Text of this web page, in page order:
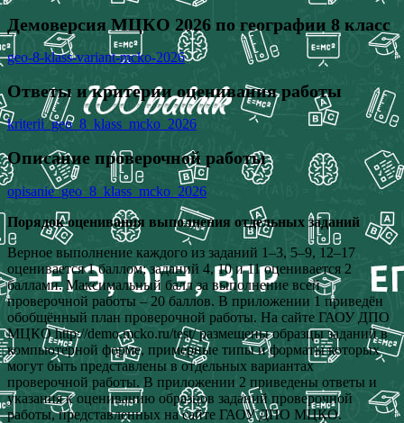
Демоверсия МЦКО 2026 по географии 8 класс
geo-8-klass-variant-mcko-2026
Ответы и критерии оценивания работы
kriterii_geo_8_klass_mcko_2026
Описание проверочной работы
opisanie_geo_8_klass_mcko_2026
Порядок оценивания выполнения отдельных заданий
Верное выполнение каждого из заданий 1–3, 5–9, 12–17
оценивается 1 баллом; заданий 4, 10 и 11 оценивается 2
баллами. Максимальный балл за выполнение всей
проверочной работы – 20 баллов. В приложении 1 приведён
обобщённый план проверочной работы. На сайте ГАОУ ДПО
МЦКО http://demo.mcko.ru/test/ размещены образцы заданий в
компьютерной форме, примерные типы и форматы которых
могут быть представлены в отдельных вариантах
проверочной работы. В приложении 2 приведены ответы и
указания к оцениванию образцов заданий проверочной
работы, представленных на сайте ГАОУ ДПО МЦКО.